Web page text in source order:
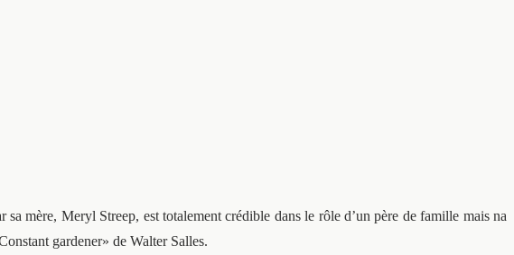
mère, Meryl Streep, est totalement crédible dans le rôle d’un père de famille mais na
gardener» de Walter Salles.